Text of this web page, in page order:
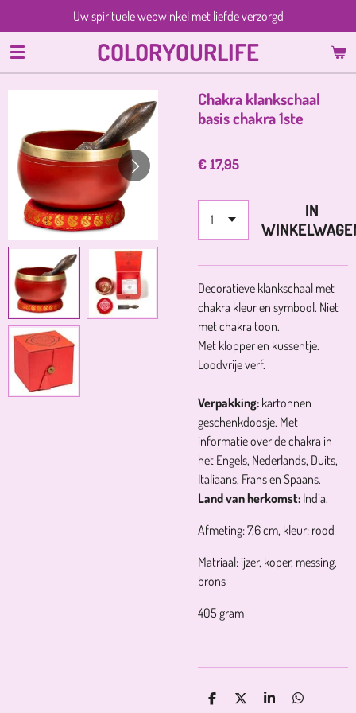
direct
naar
de
hoofdinhoud
COLORYOURLIFE
Uw spirituele webwinkel met liefde verzorgd
Chakra klankschaal
basis chakra 1ste
€ 17,95
IN
Decoratieve klankschaal met
chakra kleur en symbool. Niet
met chakra toon.
Met klopper en kussentje.
Loodvrije verf.
Verpakking: kartonnen
geschenkdoosje. Met
informatie over de chakra in
het Engels, Nederlands, Duits,
Italiaans, Frans en Spaans.
Land van herkomst: India.
Afmeting: 7,6 cm, kleur: rood
Matriaal: ijzer, koper, messing,
brons
405 gram
D
D
S
D